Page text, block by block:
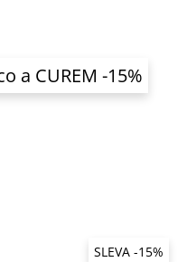
a CUREM -15%
SLEVA -15%